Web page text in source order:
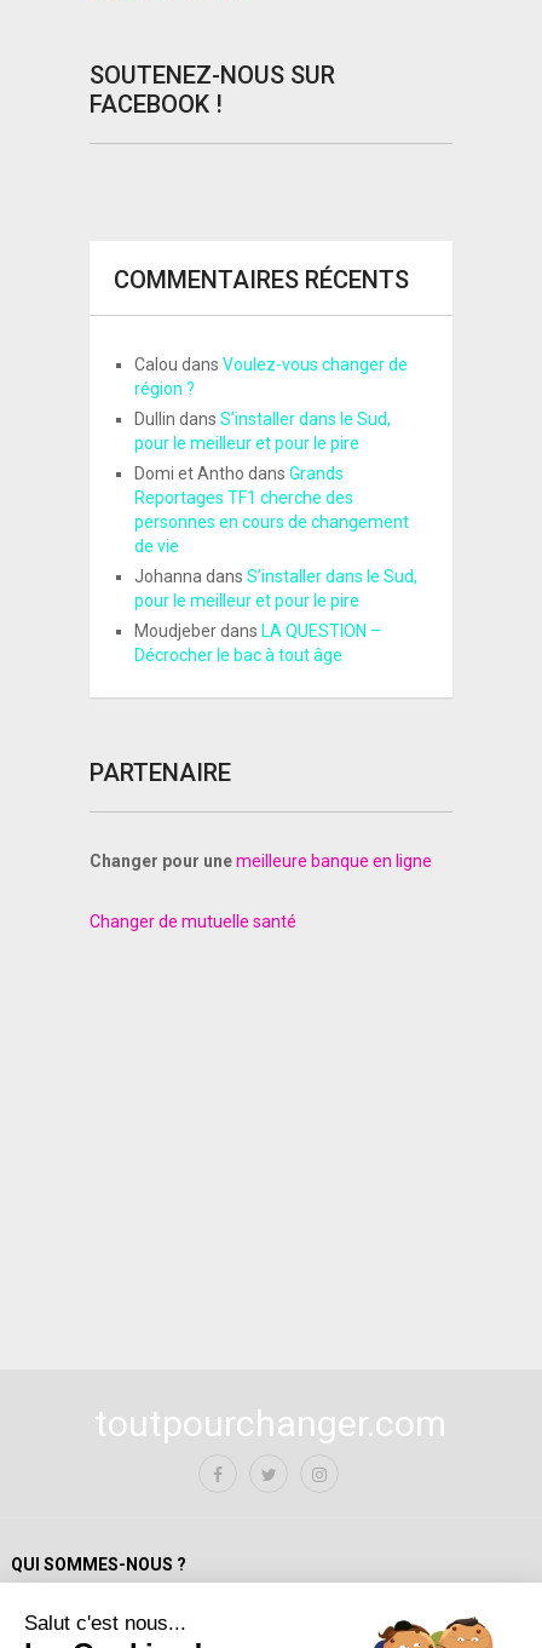
SOUTENEZ-NOUS SUR
FACEBOOK !
COMMENTAIRES RÉCENTS
Calou dans Voulez-vous changer de
région ?
Dullin dans S’installer dans le Sud,
pour le meilleur et pour le pire
Domi et Antho dans Grands
Reportages TF1 cherche des
personnes en cours de changement
de vie
Johanna dans S’installer dans le Sud,
pour le meilleur et pour le pire
Moudjeberdans LA QUESTION –
Décrocher le bac à tout âge
PARTENAIRE
Changer pour unemeilleure banque en ligne
Changer de mutuelle santé
toutpourchanger.com
QUI SOMMES-NOUS ?
Mentions Légales
Salut c'est nous...